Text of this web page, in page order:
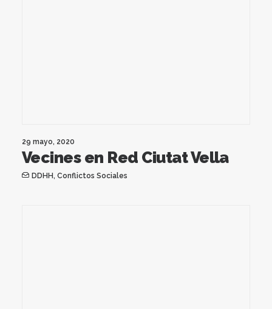
29 mayo, 2020
Vecines en Red Ciutat Vella
DDHH, Conflictos Sociales